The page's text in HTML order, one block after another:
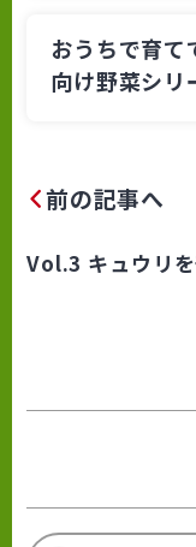
おうちで育て
向け野菜シ
前の記事へ
Vol.3 キュウリ